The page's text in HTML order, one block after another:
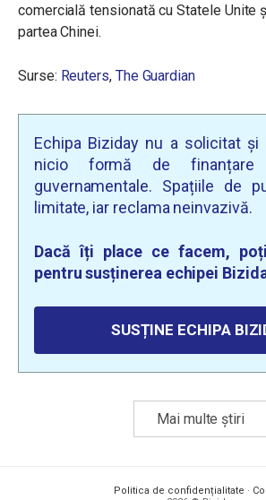
comercială tensionată cu Statele Unite
partea Chinei.
Surse: Reuters, The Guardian
Echipa Biziday nu a solicitat
nicio formă de finanțare
guvernamentale. Spațiile de
limitate, iar reclama neinvazivă.
Dacă îți place ce facem,
pentru susținerea echipei
SUSȚINE ECHIPA
Mai multe știri
Politica de confidențialitate ·